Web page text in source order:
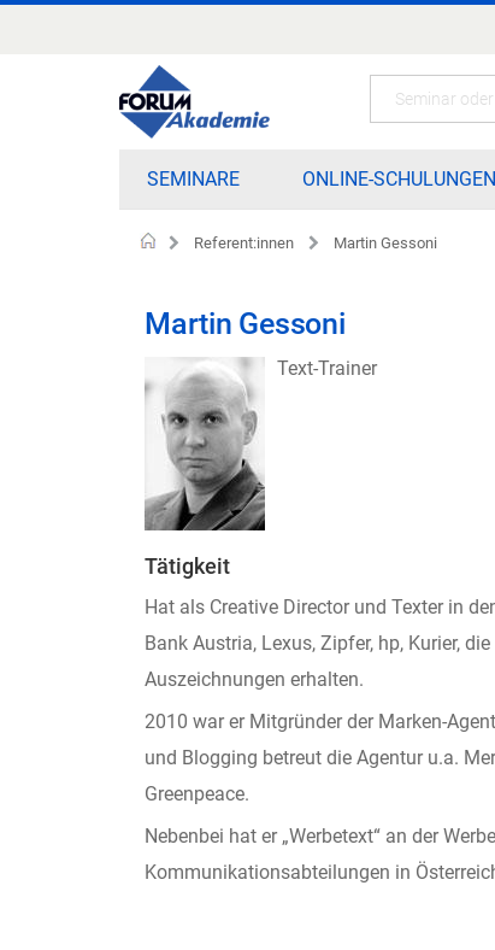
springen
SEMINARE ONLINE-SCHULUNGEN
Referent:innen Martin Gessoni
Martin Gessoni
Text-Trainer
Tätigkeit
Hat als Creative Director und Texter in
Bank Austria, Lexus, Zipfer, hp, Kurier,
Auszeichnungen erhalten.
2010 war er Mitgründer der Marken-
und Blogging betreut die Agentur u.a.
Greenpeace.
Nebenbei hat er „Werbetext“ an der
Kommunikationsabteilungen in